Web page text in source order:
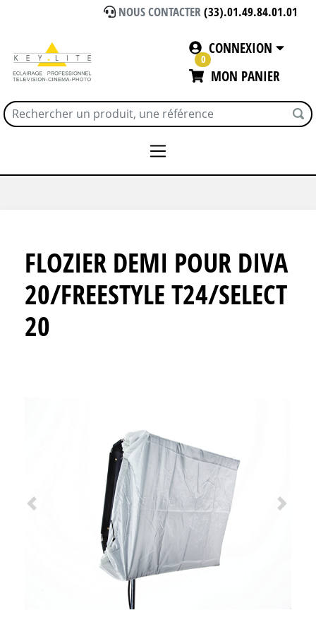
NOUS CONTACTER(33).01.49.84.01.01
CONNEXION
0
MON PANIER
FLOZIER DEMI POUR DIVA
20/FREESTYLE T24/SELECT
20
Previous Next